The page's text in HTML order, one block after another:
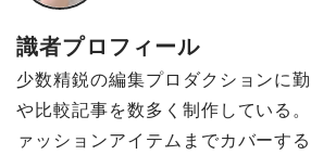
識者プロフィール
少数精鋭の編集プロダクションに
や比較記事を数多く制作している
ァッションアイテムまでカバーす